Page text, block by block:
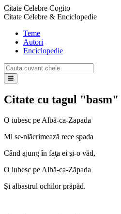
Citate Celebre Cogito
Citate Celebre & Enciclopedie
Teme
Autori
Enciclopedie
Citate cu tagul "basm"
O iubesc pe Albă-ca-Zapada
Mi se-nlăcrimează rece spada
Când ajung în faţa ei şi-o văd,
O iubesc pe Albă-ca-Zăpada
Şi albastrul ochilor prăpăd.